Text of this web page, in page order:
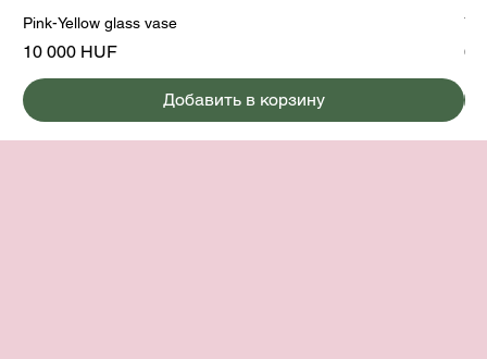
Pink-Yellow glass vase
Цена
10 000 HUF
Добавить в корзину
6